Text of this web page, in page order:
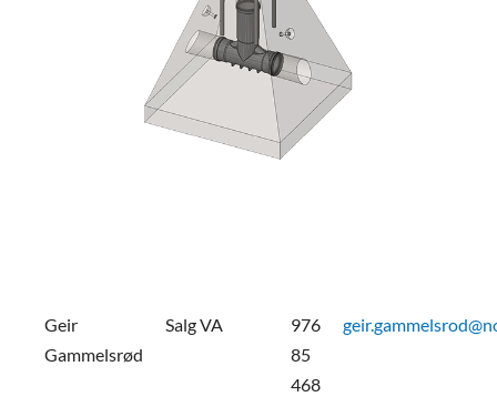
Geir
Gammelsrød
Salg VA
976
85
468